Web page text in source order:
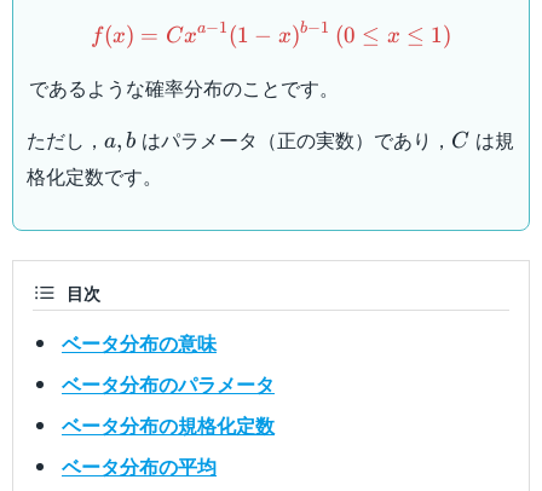
f(x)=Cx^{a-1}(1-x)^{b-
f(x) = Cxa−1(1 − x)b−1 (0 ≤ x ≤ 1)
であるような確率分布のことです。
ただし，a,b
a, b はパラメータ（正の実数）であり， C
C は規
格化定数です。
目次
ベータ分布の意味
ベータ分布のパラメータ
ベータ分布の規格化定数
ベータ分布の平均